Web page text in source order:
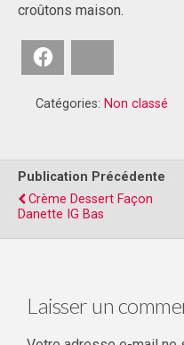
croûtons maison.
Catégories: Non classé
Publication Précédente
Crème Dessert Façon
Danette IG Bas
Laisser un